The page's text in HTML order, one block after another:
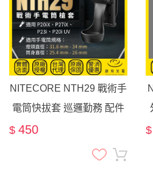
NITECORE NTH29 戰術手
電筒快拔套 巡邏勤務 配件
適配P27IX, P20IX, P23I,
P20I UV (筒身直徑為 25.4 -
$ 450 $